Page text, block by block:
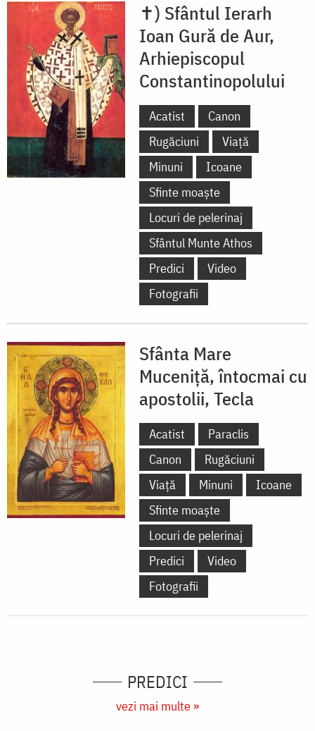
✝) Sfântul Ierarh
Ioan Gură de Aur,
Arhiepiscopul
Constantinopolului
Acatist
Canon
Rugăciuni
Viață
Minuni
Icoane
Sfinte moaște
Locuri de pelerinaj
Sfântul Munte Athos
Predici
Video
Fotografii
Sfânta Mare
Muceniță, întocmai cu
apostolii, Tecla
Acatist
Paraclis
Canon
Rugăciuni
Viață
Minuni
Icoane
Sfinte moaște
Locuri de pelerinaj
Predici
Video
Fotografii
PREDICI
vezi mai multe »